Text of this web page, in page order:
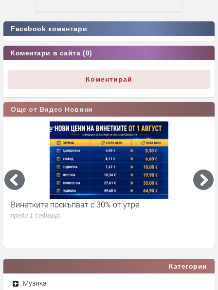
Facebook коментари
Коментари в сайта (0)
Коментирай
Още от Видео Новини
Винетките поскъпват с 30% от утре
преди 1 седмица
Категории
Музика